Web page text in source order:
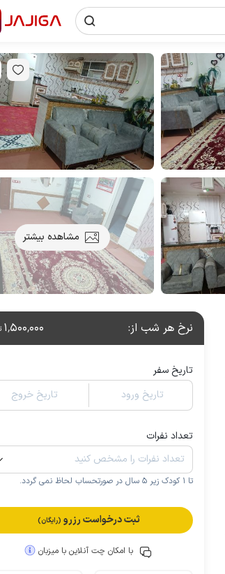
مشاهده بیشتر
نرخ هر شب از: 1٬500٬000
تاریخ سفر
تاریخ ورود
تاریخ خروج
تعداد نفرات
تا 1 کودک زیر 5 سال در صورتحساب لحاظ نمی گردد.
ثبت درخواست رزرو (رایگان)
با امکان چت آنلاین با میزبان